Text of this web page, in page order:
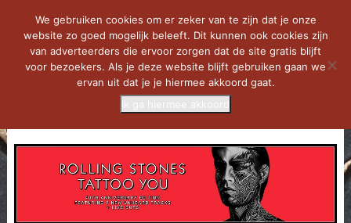
We gebruiken cookies om er zeker van te zijn dat je onze
website zo goed mogelijk beleeft. Dit kunnen ook cookies zijn
van adverteerders die ervoor zorgen dat de site gratis blijft
voor bezoekers. Als je deze website blijft gebruiken gaan we
ervan uit dat je je hiermee akkoord gaat.
Ik ga hiermee akkoord